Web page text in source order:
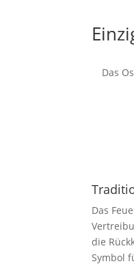
Das
Das
die
Symbol